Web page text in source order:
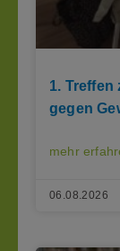
1. Treffen
gegen
mehr
06.08.2026